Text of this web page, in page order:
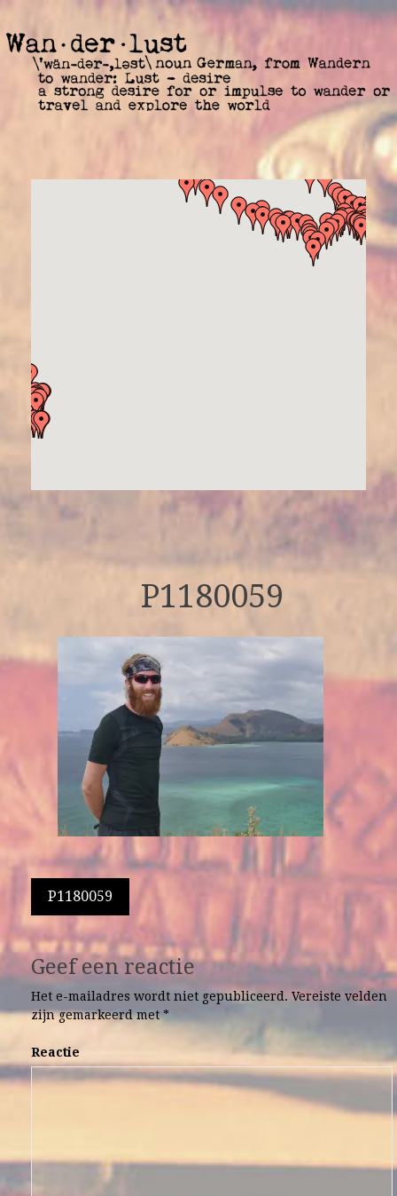
P1180059
Berichtnavigatie
P1180059
Geef een reactie
Het e-mailadres wordt niet gepubliceerd. Vereiste velden
zijn gemarkeerd met*
Reactie